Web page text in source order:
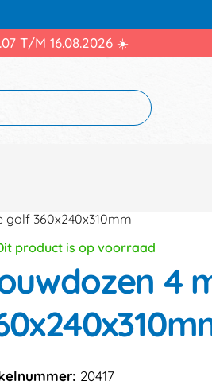
T/M 16.08.2026 ☀️
golf 360x240x310mm
product is op voorraad
4
20417